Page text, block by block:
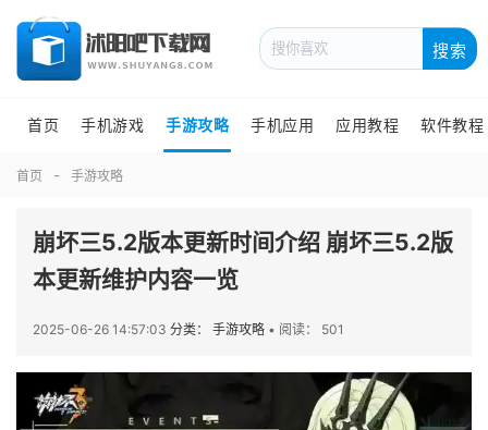
搜索
首页 手机游戏 手游攻略 手机应用 应用教程 软件教程
首页 手游攻略
崩坏三5.2版本更新时间介绍 崩坏三5.2版
本更新维护内容一览
2025-06-26 14:57:03 分类： 手游攻略 • 阅读： 501